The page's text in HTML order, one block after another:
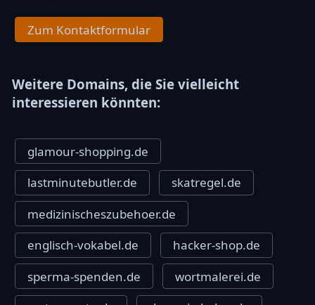
Zum Kontaktformular
Weitere Domains, die Sie vielleicht
interessieren könnten:
glamour-shopping.de
lastminutebutler.de
skatregel.de
medizinischeszubehoer.de
englisch-vokabel.de
hacker-shop.de
sperma-spenden.de
wortmalerei.de